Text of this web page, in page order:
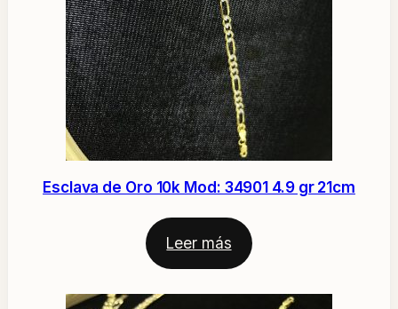
Esclava de Oro 10k Mod: 34901 4.9 gr 21cm
Leer más